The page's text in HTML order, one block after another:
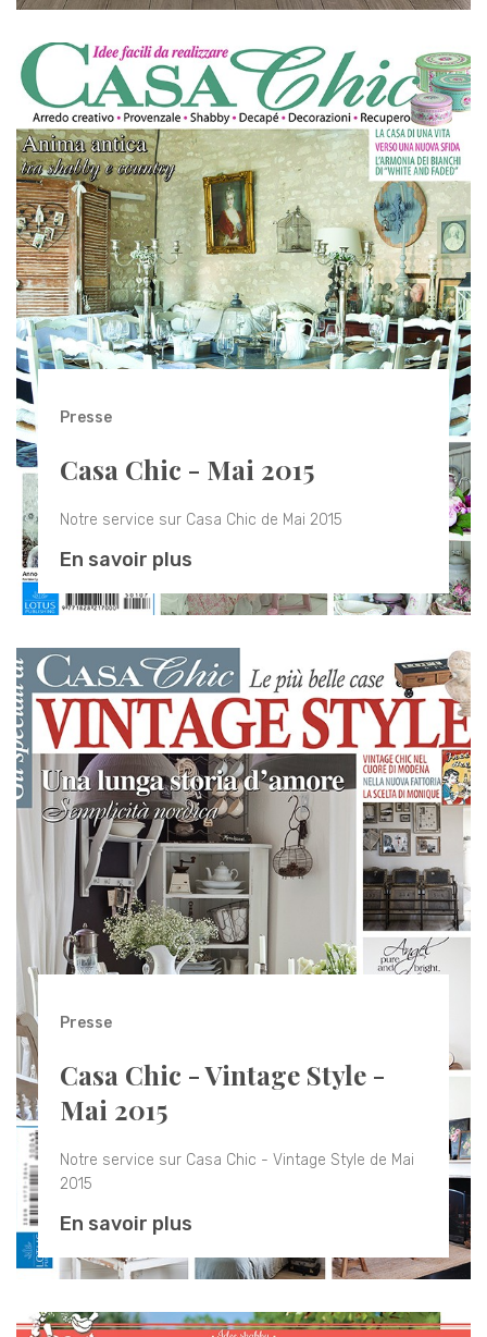
Presse
Casa Chic - Mai 2015
Notre service sur Casa Chic de Mai 2015
En savoir plus
Presse
Casa Chic - Vintage Style -
Mai 2015
Notre service sur Casa Chic - Vintage Style de Mai
2015
En savoir plus